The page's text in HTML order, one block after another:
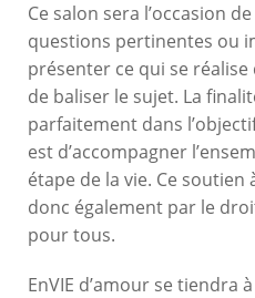
Ce salon sera l’occasion
questions pertinentes ou
présenter ce qui se
de baliser le sujet. La
parfaitement dans
est d’accompagner
étape de la vie. Ce
donc également par le
pour tous.
EnVIE d’amour se tiendra à